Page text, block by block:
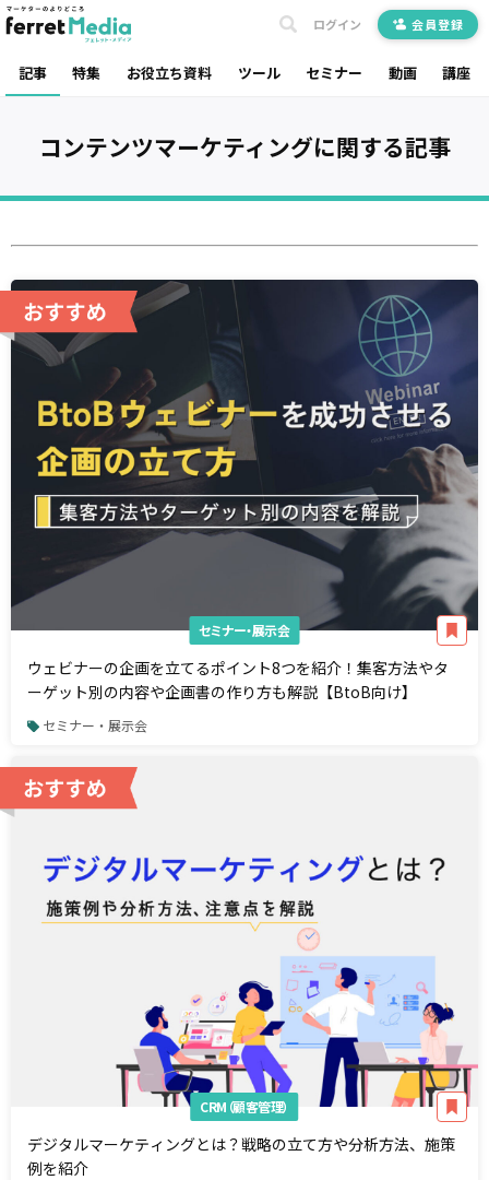
記事 特集 お役立ち資料 ツール セミナー 動画 講座
ログイン 会員登録
コンテンツマーケティングに関する記事
セミナー・展示会
ウェビナーの企画を立てるポイント8つを紹介！集客方法やタ
ーゲット別の内容や企画書の作り方も解説【BtoB向け】
セミナー・展示会
CRM（顧客管理）
デジタルマーケティングとは？戦略の立て方や分析方法、施策
例を紹介